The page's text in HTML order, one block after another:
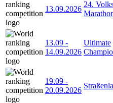
13.09.2026
24.
13.09 -
14.09.2026
Ultimate
19.09 -
20.09.2026